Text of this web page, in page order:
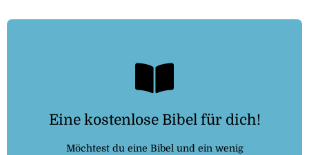
Eine kostenlose Bibel für dich!
Möchtest du eine Bibel und ein wenig